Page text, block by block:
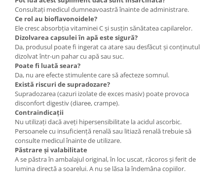
Consultați medicul dumneavoastră înainte de administrare.
Ce rol au bioflavonoidele?
Ele cresc absorbția vitaminei C și susțin sănătatea capilarelor.
Dizolvarea capsulei în apă este sigură?
Da, produsul poate fi ingerat ca atare sau desfăcut și conținutul
dizolvat într-un pahar cu apă sau suc.
Poate fi luată seara?
Da, nu are efecte stimulente care să afecteze somnul.
Există riscuri de supradozare?
Supradozarea (cazuri izolate de exces masiv) poate provoca
disconfort digestiv (diaree, crampe).
Contraindicații
Nu utilizați dacă aveți hipersensibilitate la acidul ascorbic.
Persoanele cu insuficiență renală sau litiază renală trebuie să
consulte medicul înainte de utilizare.
Păstrare și valabilitate
A se păstra în ambalajul original, în loc uscat, răcoros și ferit de
lumina directă a soarelui. A nu se lăsa la îndemâna copiilor.